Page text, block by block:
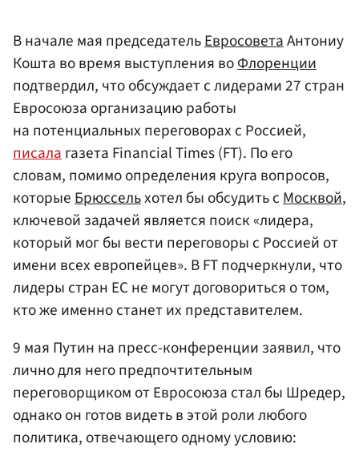
В начале мая председательЕвросоветаАнтониу
Кошта во время выступления воФлоренции
подтвердил, что обсуждает с лидерами 27 стран
Евросоюза организацию работы
на потенциальных переговорах с Россией,
писалагазета Financial Times (FT). По его
словам, помимо определения круга вопросов,
которыеБрюссельхотел бы обсудить сМосквой,
ключевой задачей является поиск «лидера,
который мог бы вести переговоры с Россией от
имени всех европейцев». В FT подчеркнули, что
лидеры стран ЕС не могут договориться о том,
кто же именно станет их представителем.
9 мая Путин на пресс-конференции заявил, что
лично для него предпочтительным
переговорщиком от Евросоюза стал бы Шредер,
однако он готов видеть в этой роли любого
политика, отвечающего одному условию: